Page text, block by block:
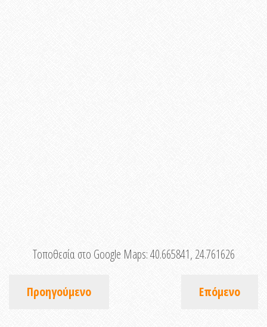
Τοποθεσία στο Google Maps:40.665841, 24.761626
Προηγούμενο Επόμενο